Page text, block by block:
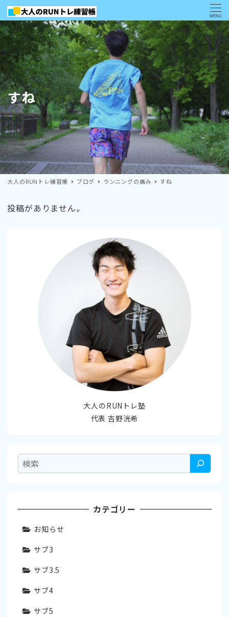
MENU
すね
大人のRUNトレ練習帳 ブログ ランニングの痛み すね
投稿がありません。
大人のRUNトレ塾
代表 吉野洸希
検
索
カテゴリー
お知らせ
サブ3
サブ3.5
サブ4
サブ5